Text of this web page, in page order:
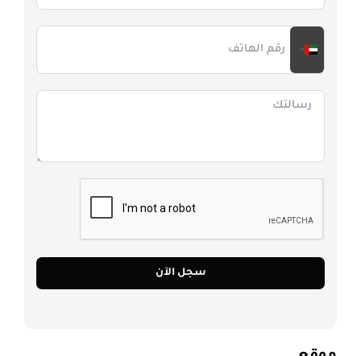
United Arab Emirates +971
سجل الآن